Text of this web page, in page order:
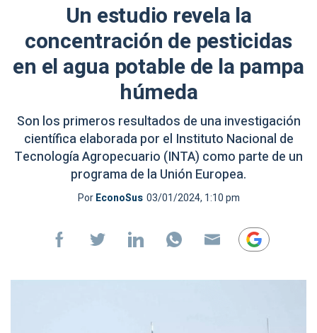
Un estudio revela la
concentración de pesticidas
en el agua potable de la pampa
húmeda
Son los primeros resultados de una investigación
científica elaborada por el Instituto Nacional de
Tecnología Agropecuario (INTA) como parte de un
programa de la Unión Europea.
PorEconoSus 03/01/2024, 1:10 pm